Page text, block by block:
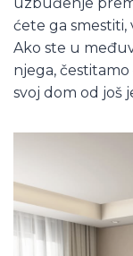
ćete ga smestiti,
Ako ste u
njega,
svoj dom od još